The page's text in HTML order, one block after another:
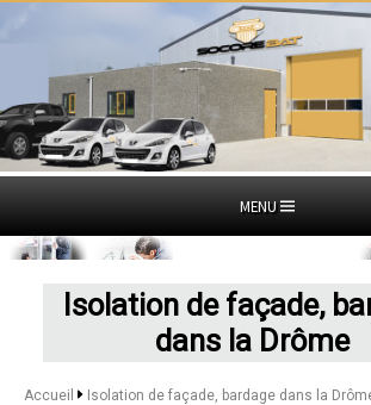
MENU
Isolation de façade,
dans la Drôme
Accueil Isolation de façade, bardage dans la